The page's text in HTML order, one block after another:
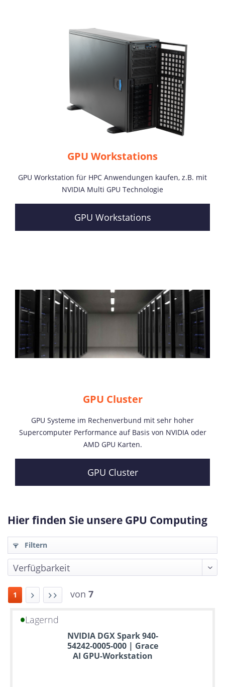
GPU Workstations
GPU Workstation für HPC Anwendungen kaufen, z.B. mit
NVIDIA Multi GPU Technologie
GPU Workstations
GPU Cluster
GPU Systeme im Rechenverbund mit sehr hoher
Supercomputer Performance auf Basis von NVIDIA oder
AMD GPU Karten.
GPU Cluster
Hier finden Sie unsere GPU Computing
Filtern
1 von 7
Lagernd
NVIDIA DGX Spark 940-
54242-0005-000 | Grace
AI GPU-Workstation